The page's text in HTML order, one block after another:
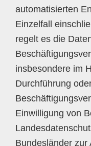
automatisierten
Einzelfall
regelt es die
insbesondere im
Durchführung
Einwilligung von
Bundesländer zur